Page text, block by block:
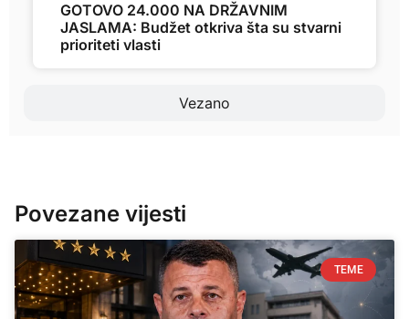
Vezano
GOTOVO 24.000 NA DRŽAVNIM
JASLAMA: Budžet otkriva šta su stvarni
prioriteti vlasti
Povezane vijesti
TEME